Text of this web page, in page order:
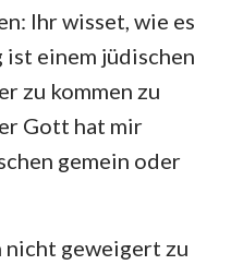
19 20
21
26 27 28
Ihr wisset, wie es
einem jüdischen
zu kommen zu
Gott hat mir
gemein oder
nicht geweigert zu